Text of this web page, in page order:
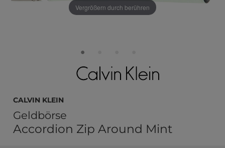
Vergrößern durch berühren
Calvin Klein
Geldbörse
Accordion Zip Around Mint